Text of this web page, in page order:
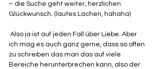
– die Suche geht weiter, herzlichen
Glückwunsch. (lautes Lachen, hahaha)
ich mag es auch ganz gerne, dass so offen
zu schreiben das man das auf viele
Bereiche herunterbrechen kann, also der